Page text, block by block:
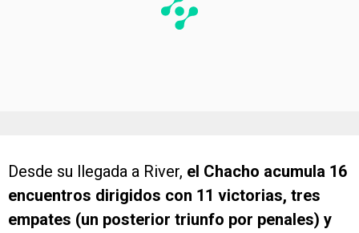
Desde su llegada a River, el Chacho acumula 16
encuentros dirigidos con 11 victorias, tres
empates (un posterior triunfo por penales) y